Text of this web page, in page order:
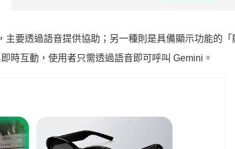
要透過語音提供協助；另一種則是具備顯示功能的「
時互動，使用者只需透過語音即可呼叫 Gemini。